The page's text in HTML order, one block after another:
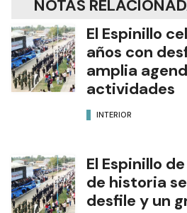
NOTAS
El Espinillo
años con
amplia
actividades
INTERIOR
El Espinillo
de historia
desfile y un